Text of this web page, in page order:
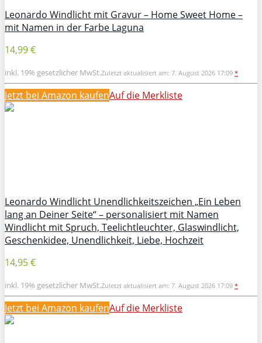
Leonardo Windlicht mit Gravur – Home Sweet Home –
mit Namen in der Farbe Laguna
14,99 €
inkl. 19% gesetzlicher MwSt.Zuletzt aktualisiert am: 7. August 2026 17:09 *
Jetzt bei Amazon kaufenAuf die Merkliste
Leonardo Windlicht Unendlichkeitszeichen „Ein Leben
lang an Deiner Seite“ – personalisiert mit Namen
Windlicht mit Spruch, Teelichtleuchter, Glaswindlicht,
Geschenkidee, Unendlichkeit, Liebe, Hochzeit
14,95 €
inkl. 19% gesetzlicher MwSt.Zuletzt aktualisiert am: 7. August 2026 17:09 *
Jetzt bei Amazon kaufenAuf die Merkliste